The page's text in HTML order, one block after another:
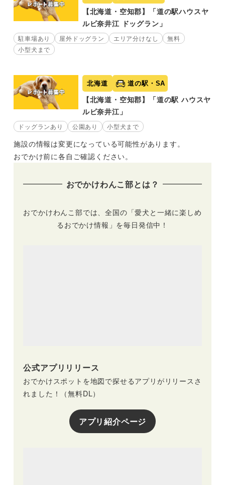
【北海道・空知郡】「道の駅ハウスヤ
ルビ奈井江 ドッグラン」
駐車場あり 屋外ドッグラン エリア分けなし
無料
小型犬まで
北海道 道の駅・SA
【北海道・空知郡】「道の駅 ハウスヤ
ルビ奈井江」
ドッグランあり 公園あり 小型犬まで
施設の情報は変更になっている可能性があります。
おでかけ前に各自ご確認ください。
おでかけわんこ部とは？
おでかけわんこ部では、全国の「愛犬と一緒に楽しめ
るおでかけ情報」を毎日発信中！
公式アプリリリース
おでかけスポットを地図で探せるアプリがリリースさ
れました！（無料DL）
アプリ紹介ページ